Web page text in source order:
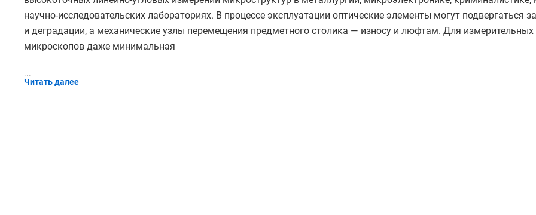
научно-исследовательских лабораториях. В процессе эксплуатации оптические элементы могут подвергаться
и деградации, а механические узлы перемещения предметного столика — износу и люфтам. Для измерительных
микроскопов даже минимальная
...
Читать далее